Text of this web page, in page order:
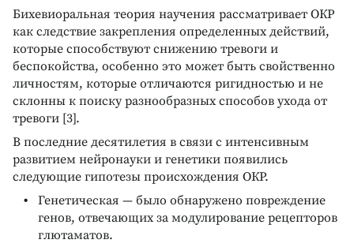
Бихевиоральная теория научения рассматривает ОКР
как следствие закрепления определенных действий,
которые способствуют снижению тревоги и
беспокойства, особенно это может быть свойственно
личностям, которые отличаются ригидностью и не
склонны к поиску разнообразных способов ухода от
тревоги [3].
В последние десятилетия в связи с интенсивным
развитием нейронауки и генетики появились
следующие гипотезы происхождения ОКР.
Генетическая — было обнаружено повреждение
генов, отвечающих за модулирование рецепторов
глютаматов.